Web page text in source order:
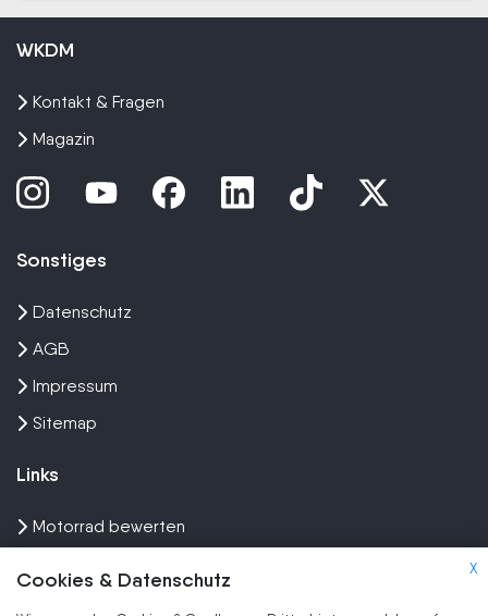
X
Cookies & Datenschutz
WKDM
Kontakt & Fragen
Magazin
Sonstiges
Datenschutz
AGB
Impressum
Sitemap
Links
Motorrad bewerten